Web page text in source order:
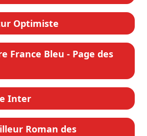
Optimiste
France Bleu - Page des
Inter
Roman des